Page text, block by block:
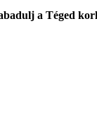
a Téged